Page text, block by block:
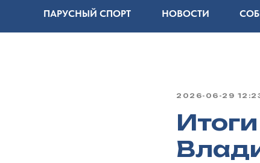
ПАРУСНЫЙ СПОРТ НОВОСТИ
2026-06-29